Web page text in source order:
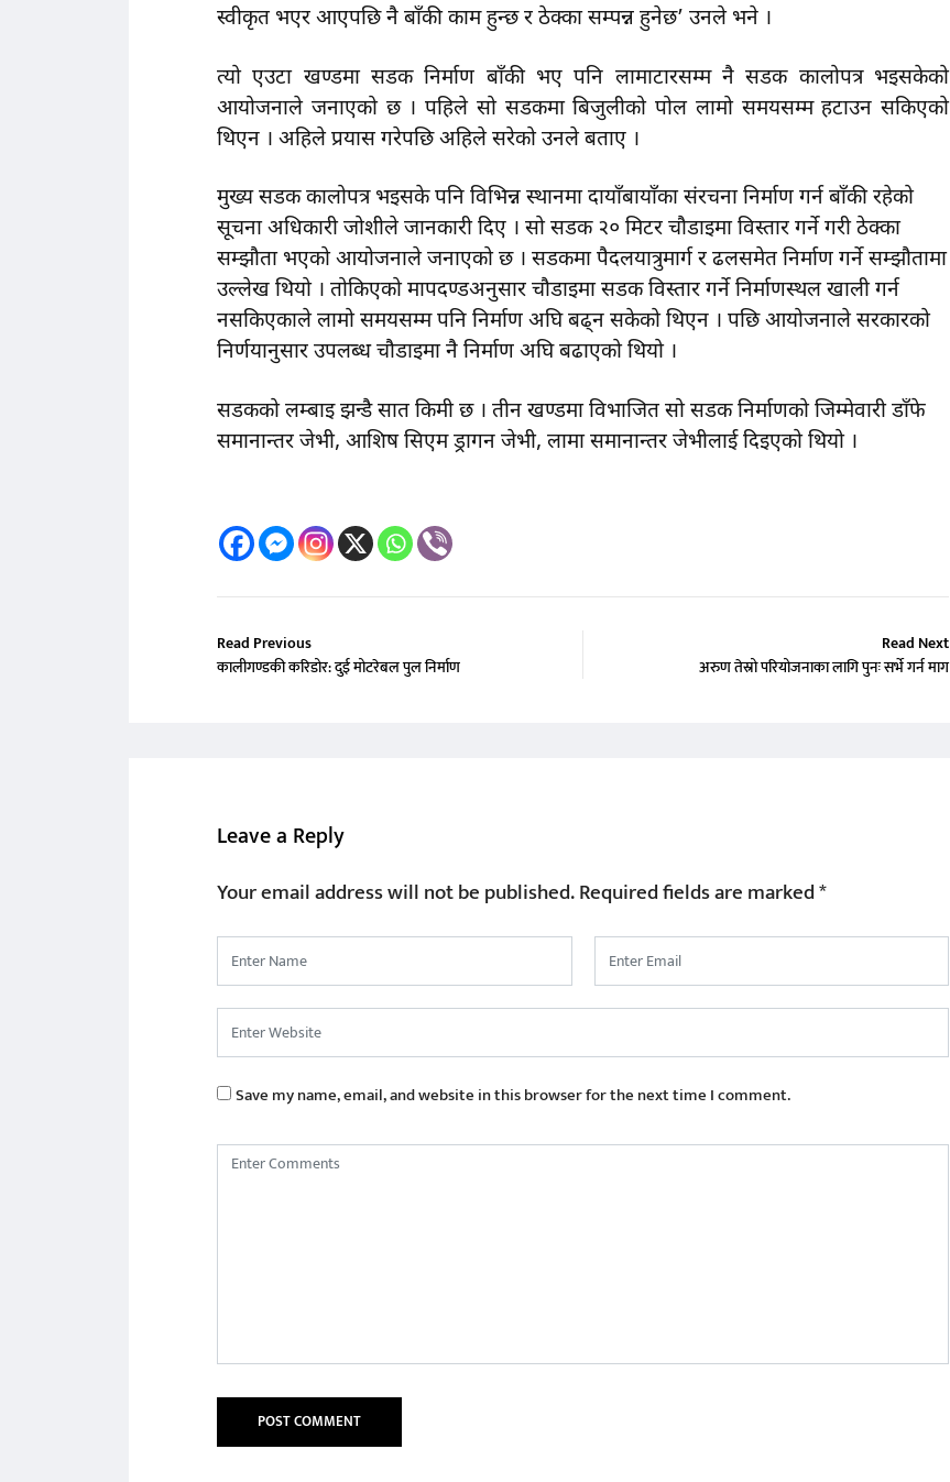
स्वीकृत भएर आएपछि नै बाँकी काम हुन्छ र ठेक्का सम्पन्न हुनेछ’ उनले भने ।
त्यो एउटा खण्डमा सडक निर्माण बाँकी भए पनि लामाटारसम्म नै सडक कालोपत्र भइसकेको
आयोजनाले जनाएको छ । पहिले सो सडकमा बिजुलीको पोल लामो समयसम्म हटाउन सकिएको
थिएन । अहिले प्रयास गरेपछि अहिले सरेको उनले बताए ।
मुख्य सडक कालोपत्र भइसके पनि विभिन्न स्थानमा दायाँबायाँका संरचना निर्माण गर्न बाँकी रहेको
सूचना अधिकारी जोशीले जानकारी दिए । सो सडक २० मिटर चौडाइमा विस्तार गर्ने गरी ठेक्का
सम्झौता भएको आयोजनाले जनाएको छ । सडकमा पैदलयात्रुमार्ग र ढलसमेत निर्माण गर्ने सम्झौतामा
उल्लेख थियो । तोकिएको मापदण्डअनुसार चौडाइमा सडक विस्तार गर्ने निर्माणस्थल खाली गर्न
नसकिएकाले लामो समयसम्म पनि निर्माण अघि बढ्न सकेको थिएन । पछि आयोजनाले सरकारको
निर्णयानुसार उपलब्ध चौडाइमा नै निर्माण अघि बढाएको थियो ।
सडकको लम्बाइ झन्डै सात किमी छ । तीन खण्डमा विभाजित सो सडक निर्माणको जिम्मेवारी डाँफे
समानान्तर जेभी, आशिष सिएम ड्रागन जेभी, लामा समानान्तर जेभीलाई दिइएको थियो ।
Read Previous
कालीगण्डकी करिडोर: दुई मोटरेबल पुल निर्माण
Read Next
अरुण तेस्रो परियोजनाका लागि पुनः सर्भे गर्न माग
Leave a Reply
Your email address will not be published.Required fields are marked*
Save my name, email, and website in this browser for the next time I comment.